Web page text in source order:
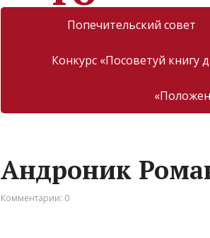
Попечительский совет
Конкурс «Посоветуй книгу
Андроник
Комментарии: 0